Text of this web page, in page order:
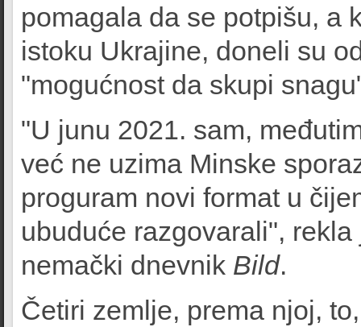
pomagala da se potpišu, a
istoku Ukrajine, doneli su
"mogućnost da skupi
"U junu 2021. sam,
već ne uzima Minske
proguram novi format u
ubuduće razgovarali",
nemački dnevnik Bild.
Četiri zemlje, prema njoj,